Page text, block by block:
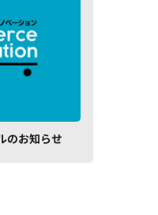
のお知らせ